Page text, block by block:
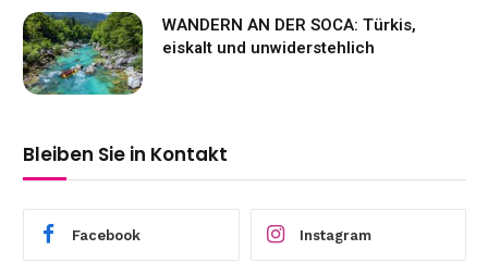
WANDERN AN DER SOCA: Türkis,
eiskalt und unwiderstehlich
Bleiben Sie in Kontakt
Facebook Instagram